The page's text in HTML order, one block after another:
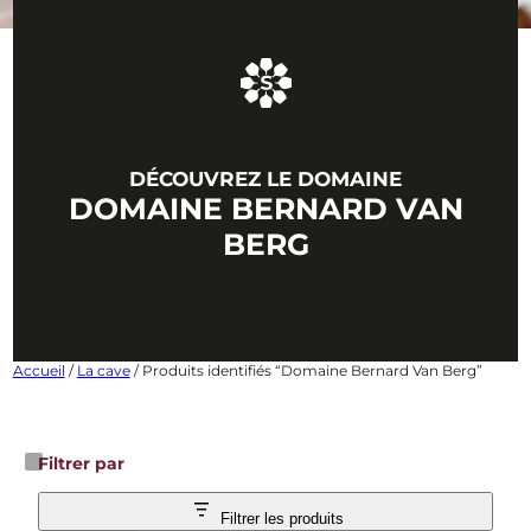
DÉCOUVREZ LE DOMAINE
DOMAINE BERNARD VAN
BERG
Accueil / La cave/ Produits identifiés “Domaine Bernard Van Berg”
Filtrer par
Filtrer les produits